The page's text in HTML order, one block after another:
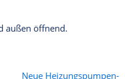
außen öffnend.
Neue Heizungspumpen-